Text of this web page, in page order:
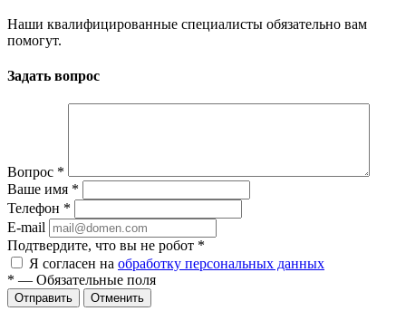
Наши квалифицированные специалисты обязательно вам
помогут.
Задать вопрос
Вопрос *
Ваше имя *
Телефон *
E-mail
Подтвердите, что вы не робот *
Я согласен на обработку персональных данных
* — Обязательные поля
Отправить Отменить